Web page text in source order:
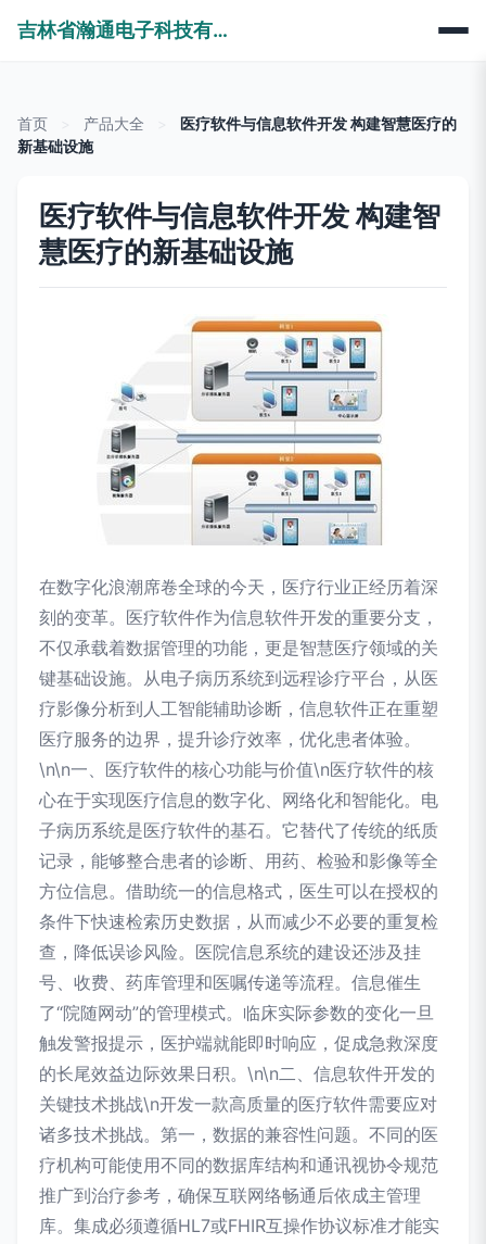
吉林省瀚通电子科技有限公司
首页 产品大全
医疗软件与信息软件开发 构建智慧医疗的
新基础设施
医疗软件与信息软件开发 构建智
慧医疗的新基础设施
在数字化浪潮席卷全球的今天，医疗行业正经历着深
刻的变革。医疗软件作为信息软件开发的重要分支，
不仅承载着数据管理的功能，更是智慧医疗领域的关
键基础设施。从电子病历系统到远程诊疗平台，从医
疗影像分析到人工智能辅助诊断，信息软件正在重塑
医疗服务的边界，提升诊疗效率，优化患者体验。
\n\n一、医疗软件的核心功能与价值\n医疗软件的核
心在于实现医疗信息的数字化、网络化和智能化。电
子病历系统是医疗软件的基石。它替代了传统的纸质
记录，能够整合患者的诊断、用药、检验和影像等全
方位信息。借助统一的信息格式，医生可以在授权的
条件下快速检索历史数据，从而减少不必要的重复检
查，降低误诊风险。医院信息系统的建设还涉及挂
号、收费、药库管理和医嘱传递等流程。信息催生
了“院随网动”的管理模式。临床实际参数的变化一旦
触发警报提示，医护端就能即时响应，促成急救深度
的长尾效益边际效果日积。\n\n二、信息软件开发的
关键技术挑战\n开发一款高质量的医疗软件需要应对
诸多技术挑战。第一，数据的兼容性问题。不同的医
疗机构可能使用不同的数据库结构和通讯视协令规范
推广到治疗参考，确保互联网络畅通后依成主管理
库。集成必须遵循HL7或FHIR互操作协议标准才能实